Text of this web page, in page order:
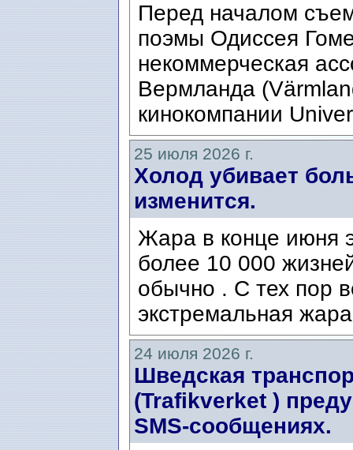
Перед началом
поэмы Одиссея
некоммерческая
Вермланда
кинокомпании
25 июля 2026 г.
Холод убивает
изменится.
Жара в конце июня
более 10 000
обычно . С тех пор
экстремальная
24 июля 2026 г.
Шведская
(Trafikverket )
SMS-сообщениях.